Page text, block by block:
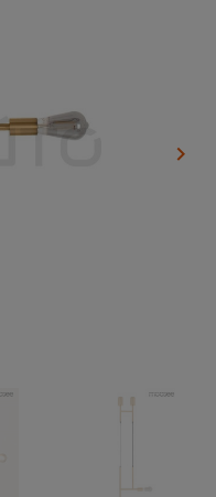
keyboard_arrow_right